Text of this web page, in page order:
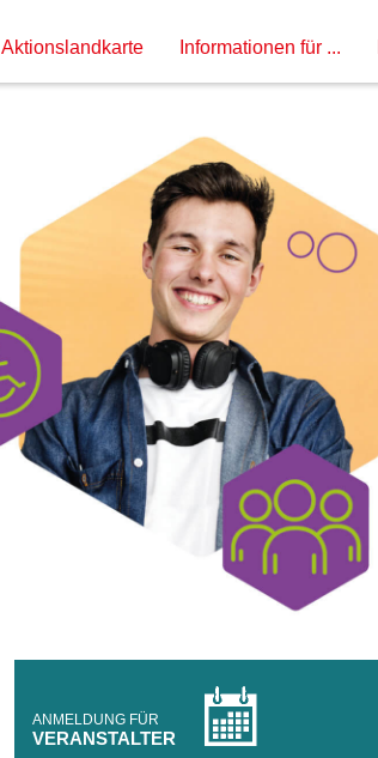
Aktionslandkarte Informationen für ...
ANMELDUNG FÜR
VERANSTALTER